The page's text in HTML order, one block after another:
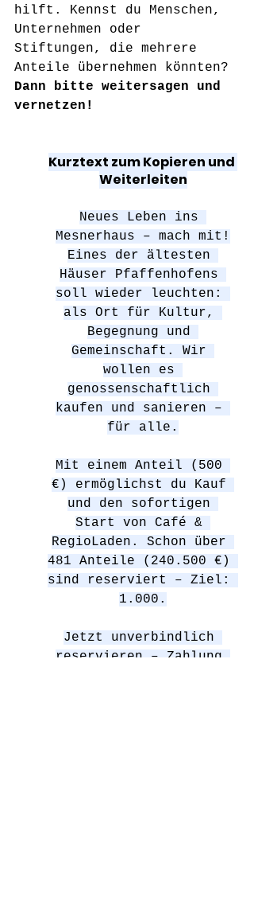
hilft. Kennst du Menschen,
Unternehmen oder
Stiftungen, die mehrere
Anteile übernehmen könnten?
Dann bitte weitersagen und
vernetzen!
Kurztext zum Kopieren und
Weiterleiten
Neues Leben ins
Mesnerhaus – mach mit!
Eines der ältesten
Häuser Pfaffenhofens
soll wieder leuchten:
als Ort für Kultur,
Begegnung und
Gemeinschaft. Wir
wollen es
genossenschaftlich
kaufen und sanieren –
für alle.
Mit einem Anteil (500
€) ermöglichst du Kauf
und den sofortigen
Start von Café &
RegioLaden. Schon über
481 Anteile (240.500 €)
sind reserviert – Ziel:
1.000.
Jetzt unverbindlich
reservieren – Zahlung